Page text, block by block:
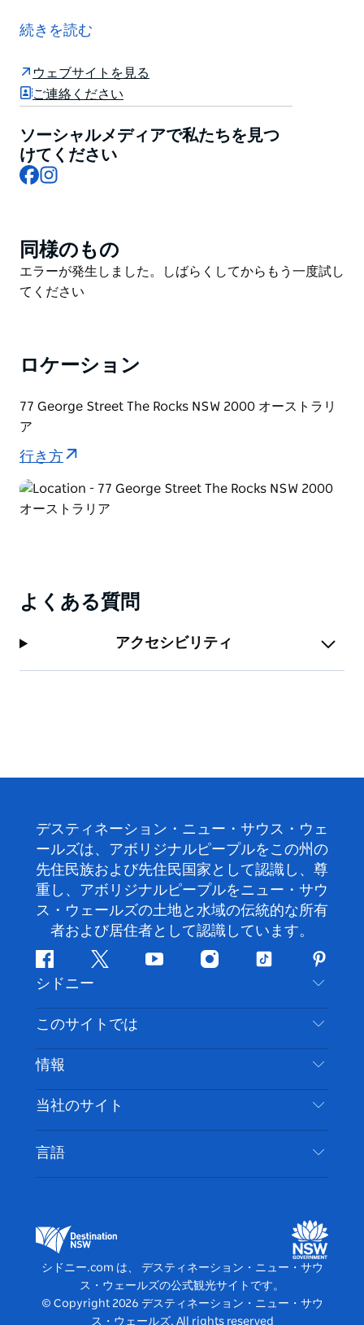
のロックス地区の中心部に位置する地元小売店です。
他店と一線を画すのは、オーストラリア製にこだわり、
目の前で全ての商品を製作している点です。ぜひ一度ご
のか、ご自身の目で確かめてください。
ザ・レザー・トレーディング・カンパニーはあらゆる商
品のカスタムオーダーに対応しており、世界中から訪れ
TLTCは、お客様のウエストサイズに合わせてベルトを
仕立てる世界で唯一のショップです。工房見学やミニツ
アーも提供しており、職人たちが製品作りに励む様子を
続きを読む
ウェブサイトを見る
ご連絡ください
ソーシャルメディアで私たちを見つ
けてください
Facebook
Product
List
同様のもの
Product
List
エラーが発生しました。しばらくしてからもう一度試し
てください
ロケーション
77 George Street The Rocks NSW 2000 オーストラリ
ア
行き方
よくある質問
アクセシビリティ
デスティネーション・ニュー・サウス・ウェ
ールズは、アボリジナルピープルをこの州の
先住民族および先住民国家として認識し、尊
重し、アボリジナルピープルをニュー・サウ
ス・ウェールズの土地と水域の伝統的な所有
者および居住者として認識しています。
フ
ェ
イ
ス
ブ
ッ
ク
ツ
ッ
タ
ー
ユ
チ
ー
イ
ス
グ
ム
テ
ッ
ト
ク
ピ
ン
タ
レ
ス
ト
シドニー
お問い合わせ
免責事項
クッキーに関する通知
このサイトでは
目的地
やるべきこと
イベント
宿泊施設
情報
旅行情報
アクセシブルシドニー
ビジネスを登録する
当社のサイト
デスティネーション・ニュー・サウス・ウェール
ズメディアセンター
ビビッド・シドニー
言語
シドニー.com は、 デスティネーション・ニュー・サウ
ス・ウェールズの公式観光サイトです。
© Copyright 2026 デスティネーション・ニュー・サウ
ス・ウェールズ. All rights reserved